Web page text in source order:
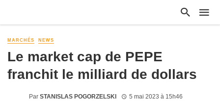
MARCHÉS NEWS
Le market cap de PEPE
franchit le milliard de dollars
Par STANISLAS POGORZELSKI 5 mai 2023 à 15h46